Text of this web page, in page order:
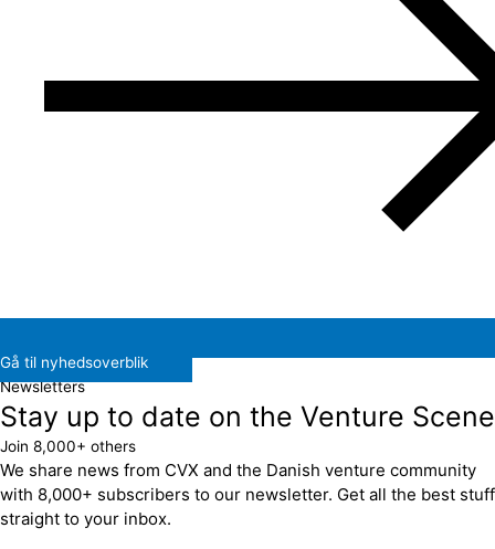
Gå til nyhedsoverblik
Newsletters
Stay up to date on the Venture Scene
Join 8,000+ others
We share news from CVX and the Danish venture community
with 8,000+ subscribers to our newsletter. Get all the best stuff
straight to your inbox.